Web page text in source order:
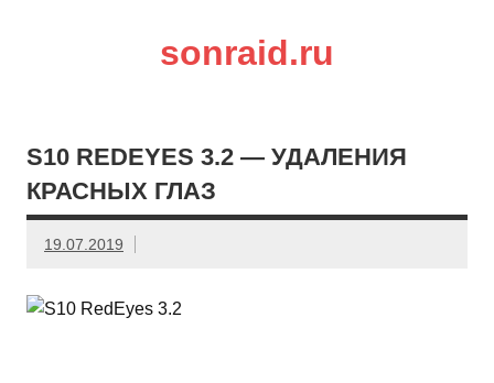
sonraid.ru
S10 REDEYES 3.2 — УДАЛЕНИЯ
КРАСНЫХ ГЛАЗ
19.07.2019